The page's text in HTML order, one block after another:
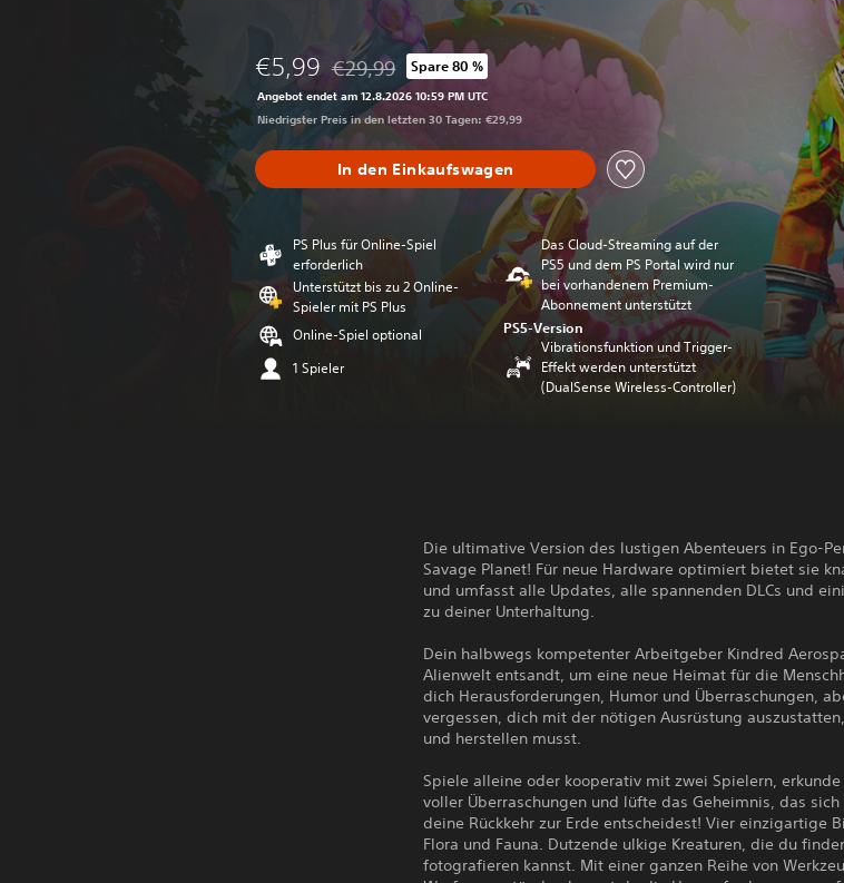
€5,99 Preisnachlass gegenüber dem Originalpreis von €29,99
€29,99 Spare 80 %
Angebot endet am 12.8.2026 10:59 PM UTC
Niedrigster Preis in den letzten 30 Tagen: €29,99
In den Einkaufswagen
PS Plus für Online-Spiel
erforderlich
Unterstützt bis zu 2 Online-
Spieler mit PS Plus
Online-Spiel optional
1 Spieler
Das Cloud-Streaming auf der
PS5 und dem PS Portal wird nur
bei vorhandenem Premium-
Abonnement unterstützt
PS5-Version
Vibrationsfunktion und Trigger-
Effekt werden unterstützt
(DualSense Wireless-Controller)
Die ultimative Version des lustigen Abenteuers in Ego-
Savage Planet! Für neue Hardware optimiert bietet sie
und umfasst alle Updates, alle spannenden DLCs und
zu deiner Unterhaltung.
Dein halbwegs kompetenter Arbeitgeber Kindred
Alienwelt entsandt, um eine neue Heimat für die
dich Herausforderungen, Humor und Überraschungen,
vergessen, dich mit der nötigen Ausrüstung
und herstellen musst.
Spiele alleine oder kooperativ mit zwei Spielern,
voller Überraschungen und lüfte das Geheimnis, das
deine Rückkehr zur Erde entscheidest! Vier einzigartige
Flora und Fauna. Dutzende ulkige Kreaturen, die du
fotografieren kannst. Mit einer ganzen Reihe von